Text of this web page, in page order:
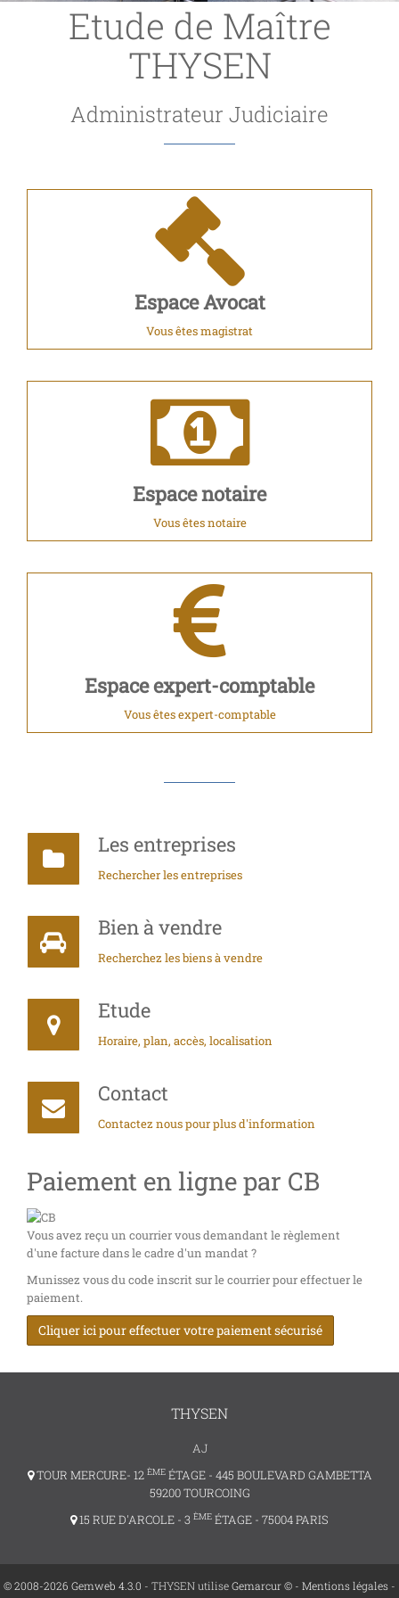
Etude de Maître
THYSEN
Administrateur Judiciaire
Espace Avocat
Vous êtes magistrat
Espace notaire
Vous êtes notaire
Espace expert-comptable
Vous êtes expert-comptable
Les entreprises
Rechercher les entreprises
Bien à vendre
Recherchez les biens à vendre
Etude
Horaire, plan, accès, localisation
Contact
Contactez nous pour plus d'information
Paiement en ligne par CB
Vous avez reçu un courrier vous demandant le règlement
d'une facture dans le cadre d'un mandat ?
Munissez vous du code inscrit sur le courrier pour effectuer le
paiement.
Cliquer ici pour effectuer votre paiement sécurisé
THYSEN
AJ
TOUR MERCURE- 12 ÈMEÉTAGE - 445 BOULEVARD GAMBETTA
59200 TOURCOING
15 RUE D'ARCOLE - 3 ÈME ÉTAGE - 75004 PARIS
© 2008-2026 Gemweb 4.3.0 - THYSEN utiliseGemarcur © - Mentions légales -